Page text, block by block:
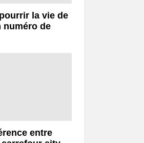
la vie de
numéro de
entre